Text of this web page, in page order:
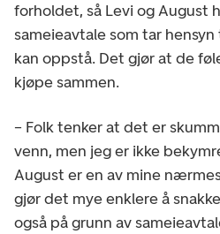
forholdet, så Levi og August
sameieavtale som tar
kan oppstå. Det gjør at de
kjøpe sammen.
– Folk tenker at det er
venn, men jeg er ikke
August er en av mine
gjør det mye enklere å
også på grunn av